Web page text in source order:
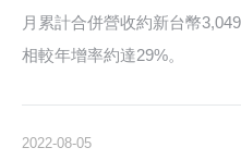
月累計合併營收約新台幣
相較年增率約達29%。
2022-08-05